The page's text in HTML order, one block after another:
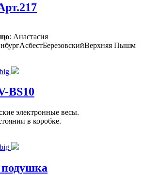
: Анастасия
Пышм
BS10
электронные весы.
в коробке.